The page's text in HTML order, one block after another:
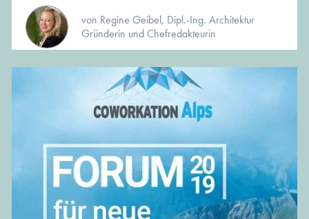
von Regine Geibel, Dipl.-Ing. Architektur
Gründerin und Chefredakteurin